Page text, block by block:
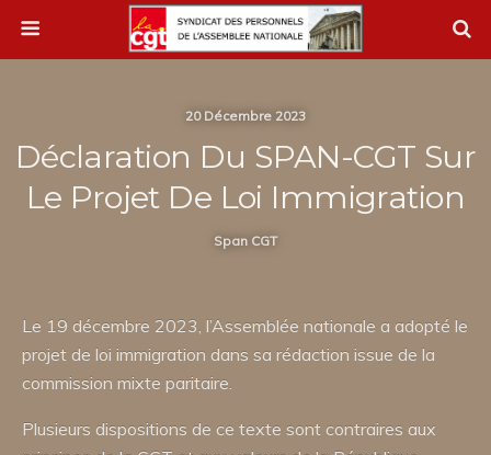
20 Décembre 2023
Déclaration Du SPAN-CGT Sur
Le Projet De Loi Immigration
Span CGT
Le 19 décembre 2023, l’Assemblée nationale a adopté le
projet de loi immigration dans sa rédaction issue de la
commission mixte paritaire.
Plusieurs dispositions de ce texte sont contraires aux